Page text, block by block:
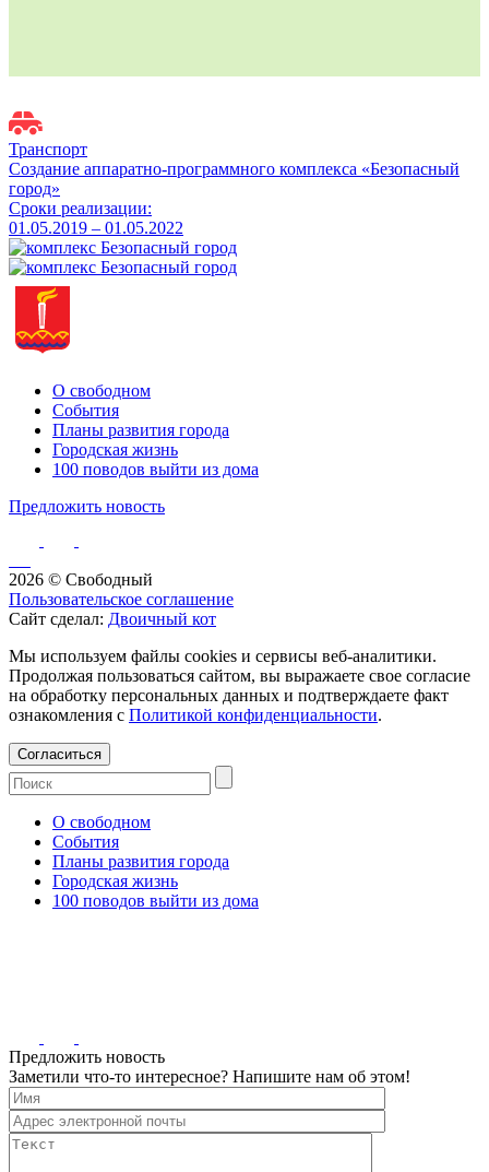
Транспорт
Создание аппаратно-программного комплекса «Безопасный
город»
Сроки реализации:
01.05.2019 – 01.05.2022
О свободном
События
Планы развития города
Городская жизнь
100 поводов выйти из дома
Предложить новость
2026 © Свободный
Пользовательское соглашение
Сайт сделал: Двоичный кот
Мы используем файлы cookies и сервисы веб-аналитики.
Продолжая пользоваться сайтом, вы выражаете свое согласие
на обработку персональных данных и подтверждаете факт
ознакомления с Политикой конфиденциальности.
Согласиться
О свободном
События
Планы развития города
Городская жизнь
100 поводов выйти из дома
Предложить новость
Заметили что-то интересное? Напишите нам об этом!